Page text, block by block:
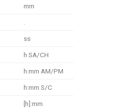
mm
ss
h SA/CH
h:mm AM/PM
h:mm S/C
[h]:mm